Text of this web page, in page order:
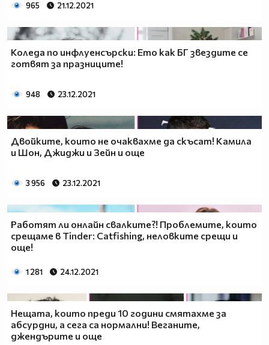
965 21.12.2021
Коледа по инфлуенсърски: Ето как БГ звездите се
готвят за празниците!
948 23.12.2021
Двойките, които не очаквахме да скъсат! Камила
и Шон, Джиджи и Зейн и още
3 956 23.12.2021
Работят ли онлайн свалките?! Проблемите, които
срещаме в Tinder: Catfishing, неловките срещи и
още!
1 281 24.12.2021
Нещата, които преди 10 години смятахме за
абсурдни, а сега са нормални! Веганите,
джендърите и още